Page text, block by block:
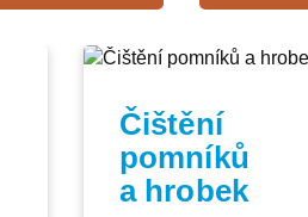
Čištění
pomníků
a hrobek